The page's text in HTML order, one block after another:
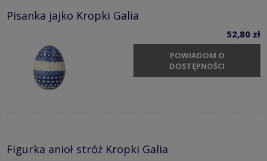
Pisanka jajko Kropki Galia
52,80 zł
POWIADOM O
DOSTĘPNOŚCI
Figurka anioł stróż Kropki Galia